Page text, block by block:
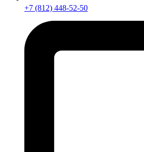
+7 (812) 448-52-50